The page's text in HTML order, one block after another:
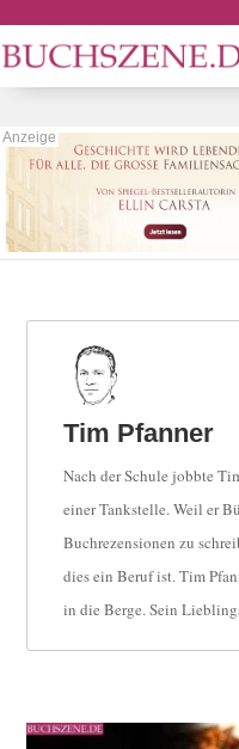
Tim Pfanner
Nach der Schule jobbte
einer Tankstelle. Weil er
Buchrezensionen zu
dies ein Beruf ist. Tim
in die Berge. Sein